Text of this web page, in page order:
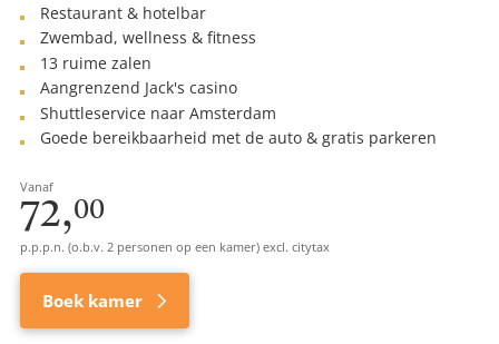
Restaurant & hotelbar
Zwembad, wellness & fitness
13 ruime zalen
Aangrenzend Jack's casino
Shuttleservice naar Amsterdam
Goede bereikbaarheid met de auto & gratis parkeren
Vanaf
72,00
p.p.p.n. (o.b.v. 2 personen op een kamer) excl. citytax
Boek kamer